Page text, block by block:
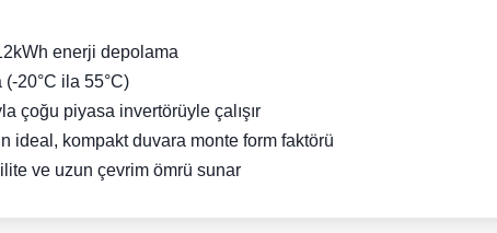
enerji depolama
20°C ila 55°C)
çoğu piyasa invertörüyle çalışır
ideal, kompakt duvara monte form faktörü
ve uzun çevrim ömrü sunar